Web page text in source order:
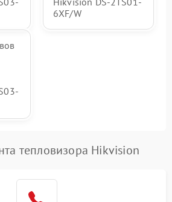
6XF/W
тепловизора Hikvision